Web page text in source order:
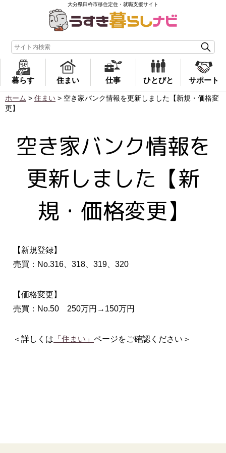
大分県臼杵市移住定住・就職支援サイト
暮らす 住まい 仕事 ひとびと サポート
ホーム > 住まい > 空き家バンク情報を更新しました【新規・価格変
更】
空き家バンク情報を
更新しました【新
規・価格変更】
【新規登録】
売買：No.316、318、319、320
【価格変更】
売買：No.50 250万円→150万円
＜詳しくは 「住まい」 ページをご確認ください＞